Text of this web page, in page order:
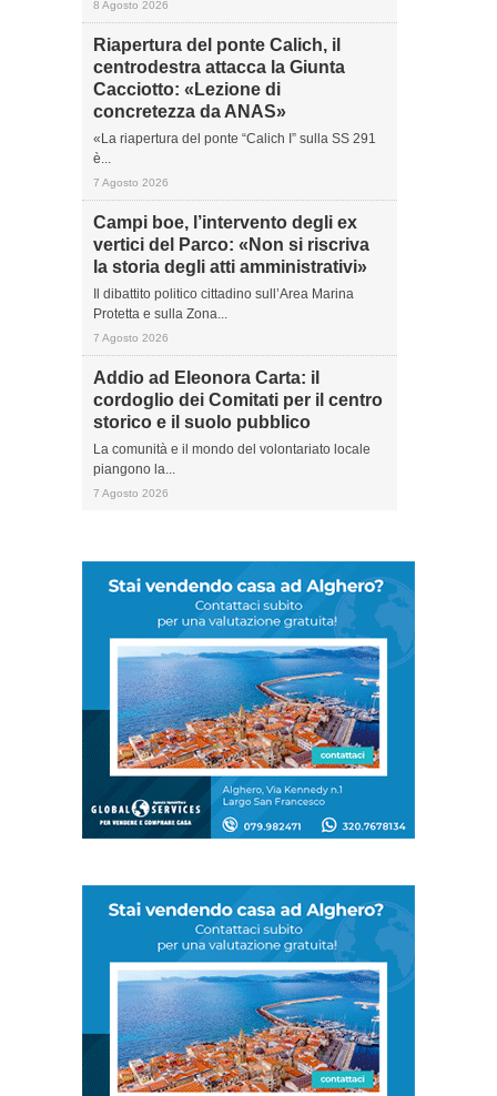
8 Agosto 2026
Riapertura del ponte Calich, il
centrodestra attacca la Giunta
Cacciotto: «Lezione di
concretezza da ANAS»
«La riapertura del ponte “Calich I” sulla SS 291
è...
7 Agosto 2026
Campi boe, l’intervento degli ex
vertici del Parco: «Non si riscriva
la storia degli atti amministrativi»
Il dibattito politico cittadino sull’Area Marina
Protetta e sulla Zona...
7 Agosto 2026
Addio ad Eleonora Carta: il
cordoglio dei Comitati per il centro
storico e il suolo pubblico
La comunità e il mondo del volontariato locale
piangono la...
7 Agosto 2026